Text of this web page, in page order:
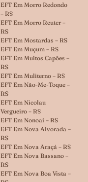
EFT Em Morro Redondo
– RS
EFT Em Morro Reuter –
RS
EFT Em Mostardas – RS
EFT Em Muçum – RS
EFT Em Muitos Capões –
RS
EFT Em Muliterno – RS
EFT Em Não-Me-Toque –
RS
EFT Em Nicolau
Vergueiro – RS
EFT Em Nonoai – RS
EFT Em Nova Alvorada –
RS
EFT Em Nova Araçá – RS
EFT Em Nova Bassano –
RS
EFT Em Nova Boa Vista –